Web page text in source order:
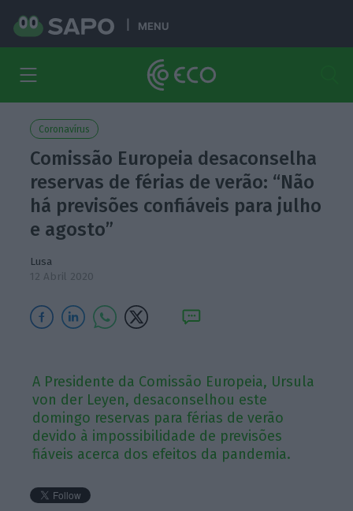
MENU
Coronavírus
Comissão Europeia desaconselha
reservas de férias de verão: “Não
há previsões confiáveis para julho
e agosto”
Lusa
12 Abril 2020
A Presidente da Comissão Europeia, Ursula
von der Leyen, desaconselhou este
domingo reservas para férias de verão
devido à impossibilidade de previsões
fiáveis acerca dos efeitos da pandemia.